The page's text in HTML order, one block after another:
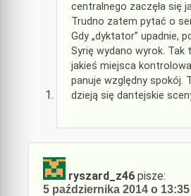
centralnego zaczęła się
Trudno zatem pytać o
Gdy „dyktator” upadnie,
Syrię wydano wyrok. Tak
jakieś miejsca
panuje względny spokój.
dzieją się dantejskie
ryszard_z46 pisze:
5 października 2014 o 13:35